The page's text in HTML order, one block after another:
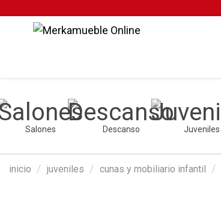
Salones Descanso Juveniles
inicio juveniles cunas y mobiliario infantil